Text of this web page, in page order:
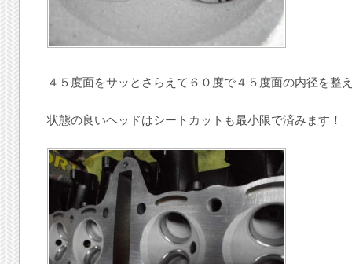
４５度面をサッとさらえて６０度で４５度面の内径を整
状態の良いヘッドはシートカットも最小限で済みます！